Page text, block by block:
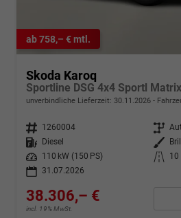
ab 758,– € mtl.
Skoda Karoq
unverbindliche Lieferzeit: 30.11.2026
Fahrzeugnr. 1260004 Getriebe
Kraftstoff
Diesel Außenfarbe
Leistung
110 kW (150 PS) Kilometerstand
10
31.07.2026
38.306,– €
incl. 19% MwSt.